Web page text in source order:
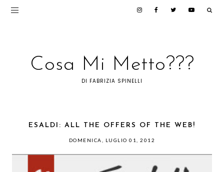
Cosa Mi Metto???
DI FABRIZIA SPINELLI
ESALDI: ALL THE OFFERS OF THE WEB!
DOMENICA, LUGLIO 01, 2012